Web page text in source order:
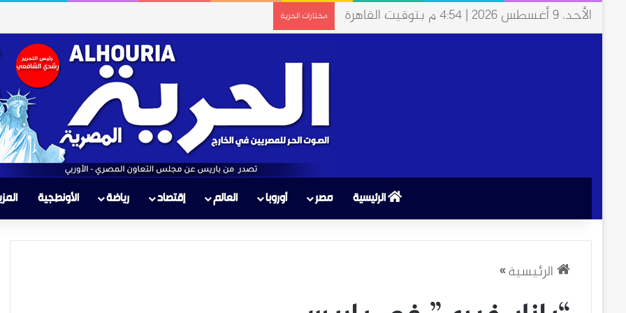
الأحد، 9 أغسطس 2026 | 4:54 م بتوقيت القاهرة مختارات الحرية
الرئيسية مصر أوروبا العالم إقتصاد رياضة الأونطجية
الرئيسية»